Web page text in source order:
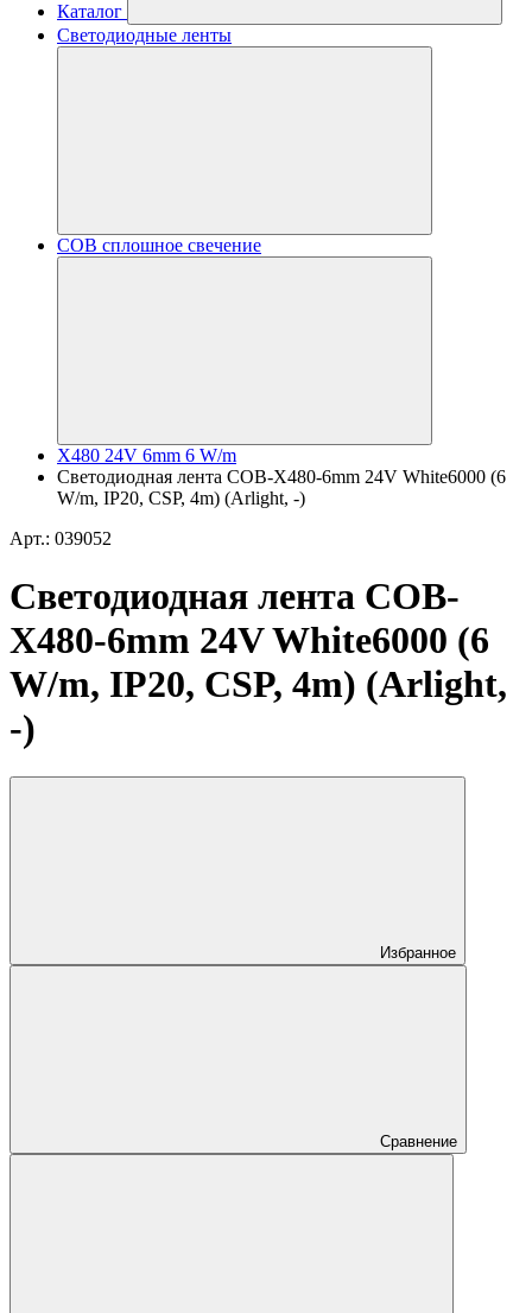
Каталог
Светодиодные ленты
COB сплошное свечение
X480 24V 6mm 6 W/m
Светодиодная лента COB-X480-6mm 24V White6000 (6
W/m, IP20, CSP, 4m) (Arlight, -)
Арт.: 039052
Светодиодная лента COB-
X480-6mm 24V White6000 (6
W/m, IP20, CSP, 4m) (Arlight,
-)
Избранное
Сравнение